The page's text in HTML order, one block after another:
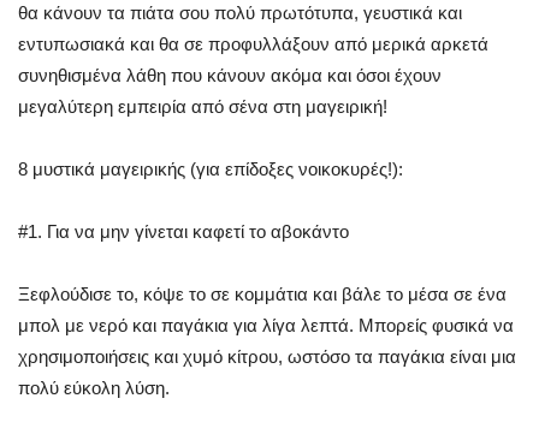
θα κάνουν τα πιάτα σου πολύ πρωτότυπα, γευστικά και
εντυπωσιακά και θα σε προφυλλάξουν από μερικά αρκετά
συνηθισμένα λάθη που κάνουν ακόμα και όσοι έχουν
μεγαλύτερη εμπειρία από σένα στη μαγειρική!
8 μυστικά μαγειρικής (για επίδοξες νοικοκυρές!):
#1. Για να μην γίνεται καφετί το αβοκάντο
Ξεφλούδισε το, κόψε το σε κομμάτια και βάλε το μέσα σε ένα
μπολ με νερό και παγάκια για λίγα λεπτά. Μπορείς φυσικά να
χρησιμοποιήσεις και χυμό κίτρου, ωστόσο τα παγάκια είναι μια
πολύ εύκολη λύση.